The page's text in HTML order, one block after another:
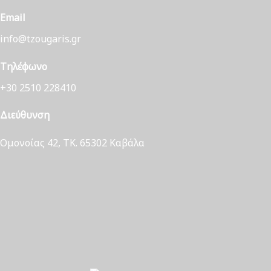
Email
info@tzougaris.gr
Τηλέφωνο
+30 2510 228410
Διεύθυνση
Ομονοίας 42, ΤΚ. 65302 Καβάλα